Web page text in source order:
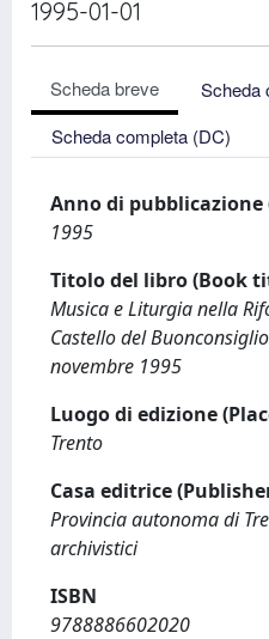
1995-01-01
Scheda breve
Scheda
Scheda completa (DC)
Anno di
1995
Titolo del libro (Book
Musica e Liturgia nella
Castello del
novembre 1995
Luogo di edizione
Trento
Casa editrice
Provincia autonoma di
archivistici
ISBN
9788886602020